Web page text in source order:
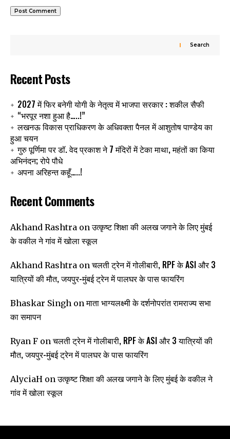
Search
Recent Posts
2027 में फिर बनेगी योगी के नेतृत्व में भाजपा सरकार : शकील सैफी
“भरपूर नशा हुआ है…..!”
लखनऊ विकास प्राधिकरण के अधिवक्ता पैनल में आशुतोष पाण्डेय का
हुआ चयन
गुरु पूर्णिमा पर डॉ. वेद प्रकाश ने 7 मंदिरों में टेका माथा, महंतों का किया
अभिनंदन; रोपे पौधे
अपना अरिहन्त कहूँ…..!
Recent Comments
Akhand Rashtra onउत्कृष्ट शिक्षा की अलख जगाने के लिए मुंबई
के वकील ने गांव में खोला स्कूल
Akhand Rashtra onचलती ट्रेन में गोलीबारी, RPF के ASI और 3
यात्रियों की मौत, जयपुर-मुंबई ट्रेन में पालघर के पास फायरिंग
Bhaskar Singh onमाता भाग्यलक्ष्मी के दर्शनोपरांत रामराज्य सभा
का समापन
Ryan F onचलती ट्रेन में गोलीबारी, RPF के ASI और 3 यात्रियों की
मौत, जयपुर-मुंबई ट्रेन में पालघर के पास फायरिंग
AlyciaH onउत्कृष्ट शिक्षा की अलख जगाने के लिए मुंबई के वकील ने
गांव में खोला स्कूल